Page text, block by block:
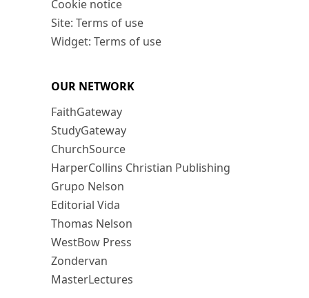
Cookie notice
Site: Terms of use
Widget: Terms of use
OUR NETWORK
FaithGateway
StudyGateway
ChurchSource
HarperCollins Christian Publishing
Grupo Nelson
Editorial Vida
Thomas Nelson
WestBow Press
Zondervan
MasterLectures